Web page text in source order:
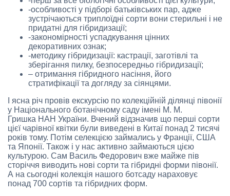
-особливості у підборі батьківських пар, адже
зустрічаються триплоїдні сорти вони стерильні і не
придатні для гібридизації;
-закономірності успадкування цінних
декоративних ознак;
-методику гібридизації: кастрації, заготівлі та
зберігання пилку, безпосередньо гібридизації;
– отримання гібридного насіння, його
стратифікації та догляду за сіянцями.
І ясна річ провів екскурсію по колекційній ділянці півонії
у Національного ботанічному саду імені М. М.
Гришка НАН України. Вчений відзначив що перші сорти
цієї чарівної квітки були виведені в Китаї понад 2 тисячі
років тому. Потім селекцією займались у Франції, США
та Японії. Також і у нас активно займаються цією
культурою. Сам Василь Федорович вже майже пів
сторіччя виводить нові сорти та гібридні форми півонії.
А на сьогодні колекція нашого ботсаду нараховує
понад 700 сортів та гібридних форм.